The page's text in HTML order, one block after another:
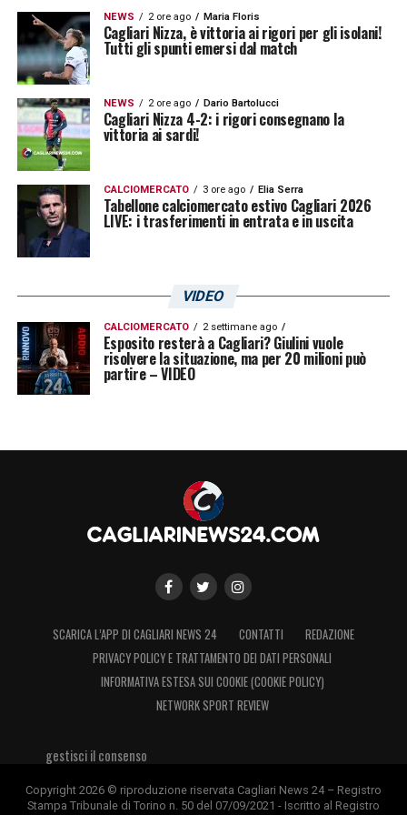
NEWS 2 ore ago Maria Floris
Cagliari Nizza, è vittoria ai rigori per gli isolani!
Tutti gli spunti emersi dal match
NEWS 2 ore ago Dario Bartolucci
Cagliari Nizza 4-2: i rigori consegnano la
vittoria ai sardi!
CALCIOMERCATO 3 ore ago Elia Serra
Tabellone calciomercato estivo Cagliari 2026
LIVE: i trasferimenti in entrata e in uscita
VIDEO
CALCIOMERCATO 2 settimane ago
Esposito resterà a Cagliari? Giulini vuole
risolvere la situazione, ma per 20 milioni può
partire – VIDEO
SCARICA L’APP DI CAGLIARI NEWS 24 CONTATTI
REDAZIONE
PRIVACY POLICY E TRATTAMENTO DEI DATI PERSONALI
INFORMATIVA ESTESA SUI COOKIE (COOKIE POLICY)
NETWORK SPORT REVIEW
gestisci il consenso
Copyright 2026 © riproduzione riservata Cagliari News 24 – Registro
Stampa Tribunale di Torino n. 50 del 07/09/2021 - Iscritto al Registro